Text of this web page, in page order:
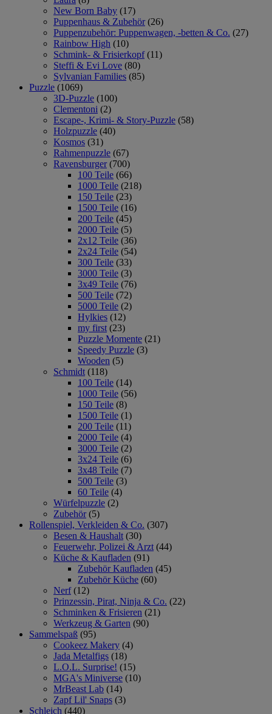
New Born Baby (17)
Puppenhaus & Zubehör (26)
Puppenzubehör: Puppenwagen, -betten & Co. (27)
Rainbow High (10)
Schmink- & Frisierkopf (11)
Steffi & Evi Love (80)
Sylvanian Families (85)
Puzzle (1069)
3D-Puzzle (100)
Clementoni (2)
Escape-, Krimi- & Story-Puzzle (58)
Holzpuzzle (40)
Kosmos (31)
Rahmenpuzzle (67)
Ravensburger (700)
100 Teile (66)
1000 Teile (218)
150 Teile (23)
1500 Teile (16)
200 Teile (45)
2000 Teile (5)
2x12 Teile (36)
2x24 Teile (54)
300 Teile (33)
3000 Teile (3)
3x49 Teile (76)
500 Teile (72)
5000 Teile (2)
Hylkies (12)
my first (23)
Puzzle Momente (21)
Speedy Puzzle (3)
Wooden (5)
Schmidt (118)
100 Teile (14)
1000 Teile (56)
150 Teile (8)
1500 Teile (1)
200 Teile (11)
2000 Teile (4)
3000 Teile (2)
3x24 Teile (6)
3x48 Teile (7)
500 Teile (3)
60 Teile (4)
Würfelpuzzle (2)
Zubehör (5)
Rollenspiel, Verkleiden & Co. (307)
Besen & Haushalt (30)
Feuerwehr, Polizei & Arzt (44)
Küche & Kaufladen (91)
Zubehör Kaufladen (45)
Zubehör Küche (60)
Nerf (12)
Prinzessin, Pirat, Ninja & Co. (22)
Schminken & Frisieren (21)
Werkzeug & Garten (90)
Sammelspaß (95)
Cookeez Makery (4)
Jada Metalfigs (18)
L.O.L. Surprise! (15)
MGA's Miniverse (10)
MrBeast Lab (14)
Zapf Lil' Snaps (3)
Schleich (440)